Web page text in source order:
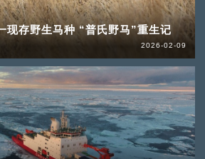
现存野生马种 “普氏野马”重生记
2026-02-09